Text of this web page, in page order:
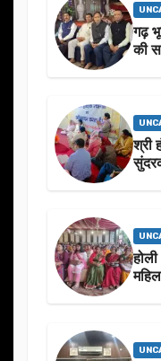
गढ़
की
श्री